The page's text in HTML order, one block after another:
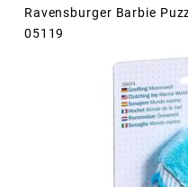
Ravensburger Barbie
05119